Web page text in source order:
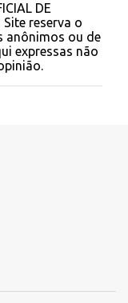
DE
Site reserva o
anônimos ou de
expressas não